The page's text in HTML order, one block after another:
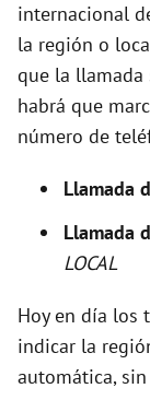
internacional
la región o
que la llamada
habrá que
número de
Llamada
Llamada
LOCAL
Hoy en día los
indicar la
automática,